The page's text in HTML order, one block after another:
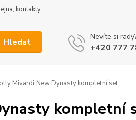
kontakty
Hledat Nevíte si
+420 777
Mivardi New Dynasty kompletní set
kompletní